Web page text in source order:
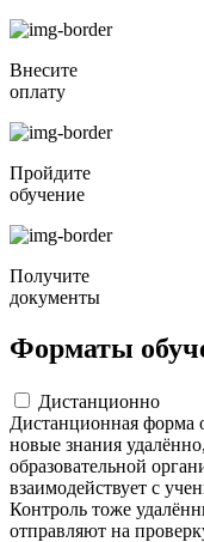
Внесите
оплату
Пройдите
обучение
Получите
документы
Форматы
Дистанционно
Дистанционная форма
новые знания
образовательной
взаимодействует с
Контроль тоже
отправляют на